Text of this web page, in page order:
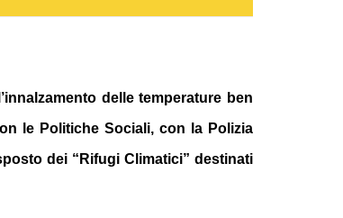
delle temperature ben
le Politiche Sociali, con la Polizia
dei “Rifugi Climatici” destinati